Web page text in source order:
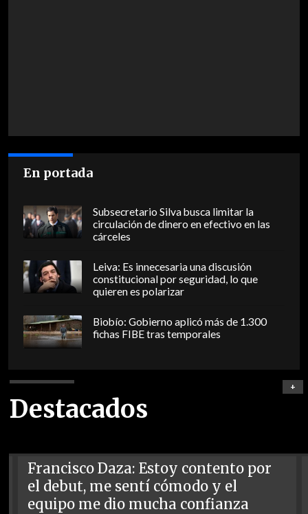
En portada
Subsecretario Silva busca limitar la
circulación de dinero en efectivo en las
cárceles
Leiva: Es innecesaria una discusión
constitucional por seguridad, lo que
quieren es polarizar
Biobío: Gobierno aplicó más de 1.300
fichas FIBE tras temporales
Destacados
+
Francisco Daza: Estoy contento por
el debut, me sentí cómodo y el
equipo me dio mucha confianza